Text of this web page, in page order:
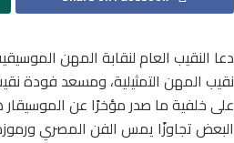
دعا النقيب العام لنقابة المهن
نقيب المهن التمثيلية، ومسعد فودة
على خلفية ما صدر مؤخرًا عن الموسيقار
البعض تجاوزًا يمس الفن المصري